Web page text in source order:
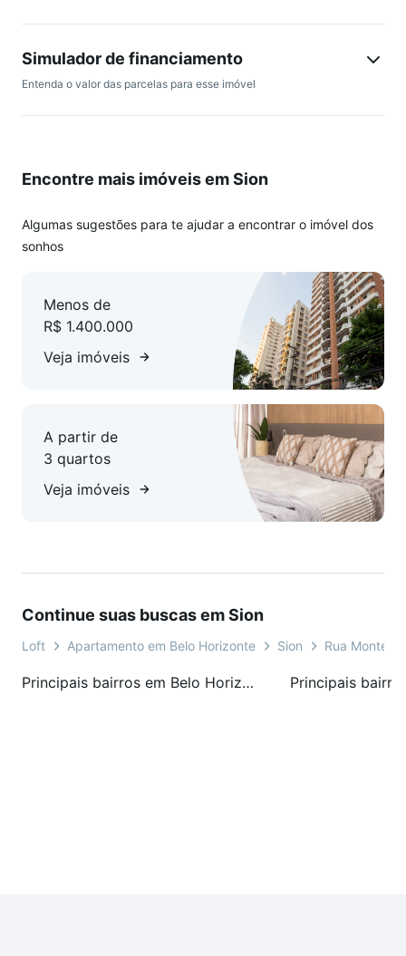
ampla área livre. 04 vagas de garagem.
Simulador de financiamento
Entenda o valor das parcelas para esse imóvel
Encontre mais imóveis em Sion
Algumas sugestões para te ajudar a encontrar o imóvel dos
sonhos
Menos de
R$ 1.400.000
Veja imóveis
A partir de
3 quartos
Veja imóveis
Continue suas buscas em Sion
Loft Apartamento em Belo Horizonte Sion Rua
Principais bairros em Belo Horizonte, MG